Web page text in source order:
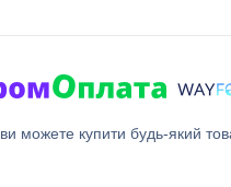
можете купити будь-який